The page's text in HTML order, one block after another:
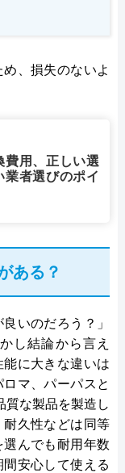
、損失のないよ
費用、正しい選
業者選びのポイ
ある？
いのだろう？」
し結論から言え
に大きな違いは
マ、パーパスと
質な製品を製造し
久性などは同等
んでも耐用年数
安心して使える